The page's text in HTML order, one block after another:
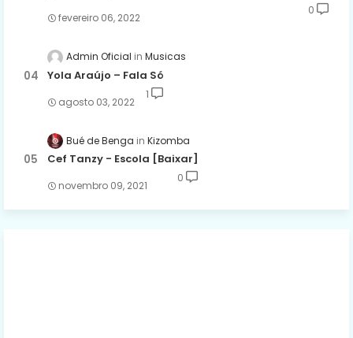
fevereiro 06, 2022
0
Admin Oficial Musicas
Yola Araújo – Fala Só
agosto 03, 2022
1
Bué de Benga Kizomba
Cef Tanzy - Escola [Baixar]
novembro 09, 2021
0